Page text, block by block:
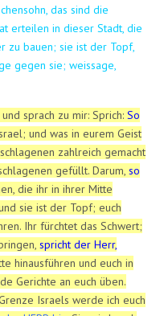
das sind die
erteilen in dieser Stadt,die
zu bauen; sie ist der Topf,
gegen sie; weissage,
sprach zu mir: Sprich:So
und was in eurem Geist
zahlreich gemacht
gefüllt.Darum,so
die ihr in ihrer Mitte
sie ist der Topf; euch
Ihr fürchtet das Schwert;
spricht der Herr,
hinausführen und euch in
Gerichte an euch üben.
Israels werde ich euch